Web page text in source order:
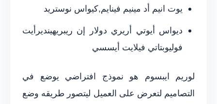
يوت انيم أد مينيم فينايم,كيواس نوستريد
ديواس أيوتي أريري دولار إن ريبريهينديرأيت
فوليوبتاتي فيلايت أيسسي
لوريم ايبسوم هو نموذج افتراضي يوضع في
التصاميم لتعرض على العميل ليتصور طريقه وضع